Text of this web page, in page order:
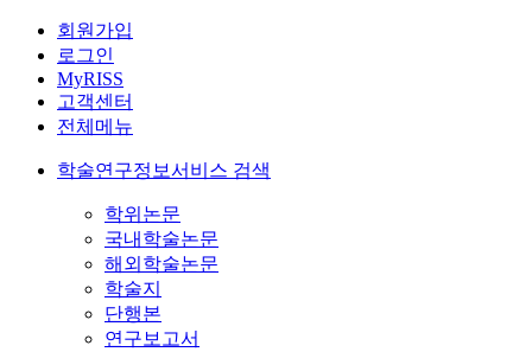
회원가입
로그인
MyRISS
고객센터
전체메뉴
학술연구정보서비스 검색
학위논문
국내학술논문
해외학술논문
학술지
단행본
연구보고서